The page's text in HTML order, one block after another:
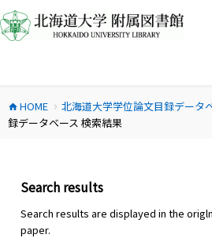
ン
テ
ス
キ
home HOME chevron_right 北海道大学学位論文目録データ
録データベース 検索結果
Search results
Search results are displayed in the
paper.